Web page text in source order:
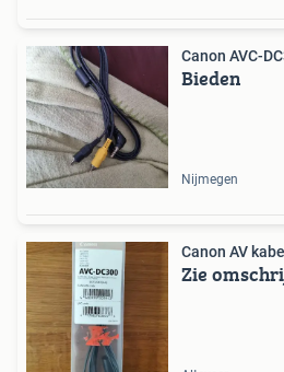
Bieden
Nijmegen
Canon AV
Zie